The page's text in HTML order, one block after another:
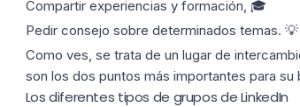
Compartir experiencias y formación, 🎓
Pedir consejo sobre determinados temas. 💡
Como ves, se trata de un lugar de
son los dos puntos más importantes para su
Los diferentes tipos de grupos de LinkedIn